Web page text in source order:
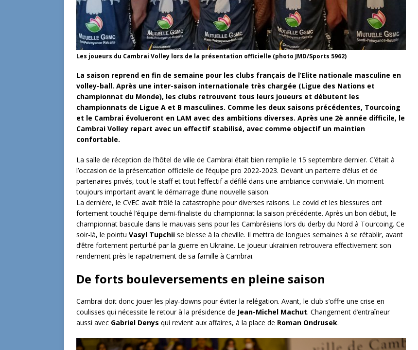
Les joueurs du Cambrai Volley lors de la présentation officielle (photo JMD/Sports 5962)
La saison reprend en fin de semaine pour les clubs français de l’Elite nationale masculine en
volley-ball. Après une inter-saison internationale très chargée (Ligue des Nations et
championnat du Monde), les clubs retrouvent tous leurs joueurs et débutent les
championnats de Ligue A et B masculines. Comme les deux saisons précédentes, Tourcoing
et le Cambrai évolueront en LAM avec des ambitions diverses. Après une 2è année difficile, le
Cambrai Volley repart avec un effectif stabilisé, avec comme objectif un maintien
confortable.
La salle de réception de l’hôtel de ville de Cambrai était bien remplie le 15 septembre dernier. C’était à
l’occasion de la présentation officielle de l’équipe pro 2022-2023. Devant un parterre d’élus et de
partenaires privés, tout le staff et tout l’effectif a défilé dans une ambiance conviviale. Un moment
toujours important avant le démarrage d’une nouvelle saison.
La dernière, le CVEC avait frôlé la catastrophe pour diverses raisons. Le covid et les blessures ont
fortement touché l’équipe demi-finaliste du championnat la saison précédente. Après un bon début, le
championnat bascule dans le mauvais sens pour les Cambrésiens lors du derby du Nord à Tourcoing. Ce
soir-là, le pointu Vasyl Tupchii se blesse à la cheville. Il mettra de longues semaines à se rétablir, avant
d’être fortement perturbé par la guerre en Ukraine. Le joueur ukrainien retrouvera effectivement son
rendement près le rapatriement de sa famille à Cambrai.
De forts bouleversements en pleine saison
Cambrai doit donc jouer les play-downs pour éviter la relégation. Avant, le club s’offre une crise en
coulisses qui nécessite le retour à la présidence de Jean-Michel Machut. Changement d’entraîneur
aussi avec Gabriel Denys qui revient aux affaires, à la place de Roman Ondrusek.